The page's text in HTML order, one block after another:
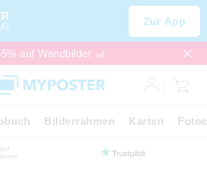
Zur App
auf Wandbilder 🎢
Bilderrahmen Karten